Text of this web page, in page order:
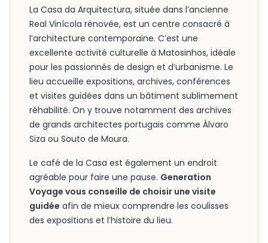
La Casa da Arquitectura, située dans l’ancienne
Real Vinícola rénovée, est un centre consacré à
l’architecture contemporaine. C’est une
excellente activité culturelle à Matosinhos, idéale
pour les passionnés de design et d’urbanisme. Le
lieu accueille expositions, archives, conférences
et visites guidées dans un bâtiment sublimement
réhabilité. On y trouve notamment des archives
de grands architectes portugais comme Álvaro
Siza ou Souto de Moura.
Le café de la Casa est également un endroit
agréable pour faire une pause. Generation
Voyage vous conseille de choisir une visite
guidée afin de mieux comprendre les coulisses
des expositions et l’histoire du lieu.